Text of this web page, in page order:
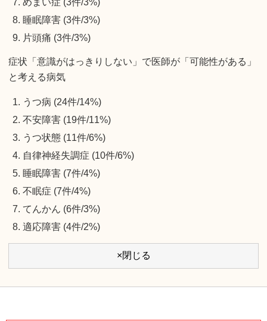
めまい症 (3件/3%)
睡眠障害 (3件/3%)
片頭痛 (3件/3%)
症状「意識がはっきりしない」で医師が「可能性がある」
と考える病気
うつ病 (24件/14%)
不安障害 (19件/11%)
うつ状態 (11件/6%)
自律神経失調症 (10件/6%)
睡眠障害 (7件/4%)
不眠症 (7件/4%)
てんかん (6件/3%)
適応障害 (4件/2%)
×閉じる